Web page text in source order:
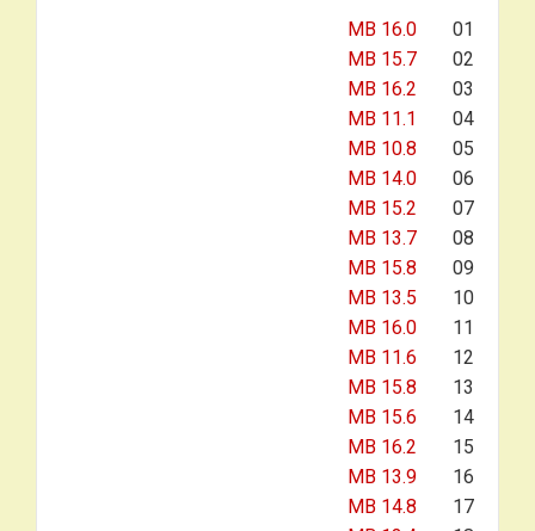
01
16.0 MB
02
15.7 MB
03
16.2 MB
04
11.1 MB
05
10.8 MB
06
14.0 MB
07
15.2 MB
08
13.7 MB
09
15.8 MB
10
13.5 MB
11
16.0 MB
12
11.6 MB
13
15.8 MB
14
15.6 MB
15
16.2 MB
16
13.9 MB
17
14.8 MB